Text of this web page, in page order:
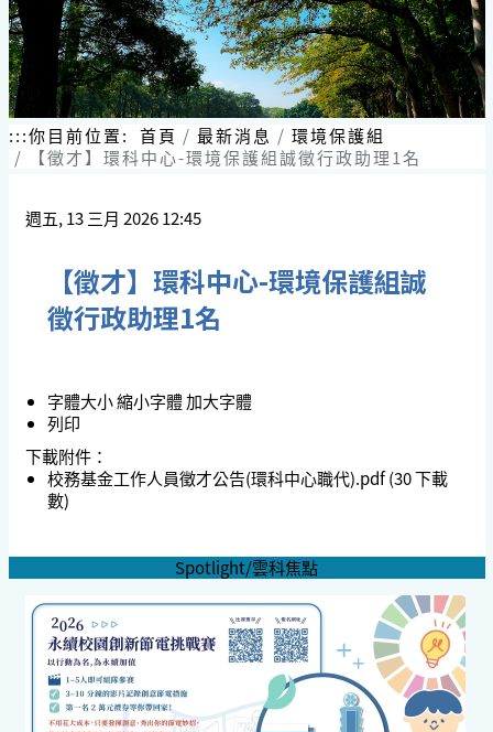
:::你目前位置: 首頁 最新消息
環境保護組
【徵才】環科中心-環境保護組誠徵行政助理1名
週五, 13 三月 2026 12:45
【徵才】環科中心-環境保護組誠
徵行政助理1名
字體大小縮小字體加大字體
列印
下載附件：
校務基金工作人員徵才公告(環科中心職代).pdf (30 下載
數)
Spotlight/雲科焦點